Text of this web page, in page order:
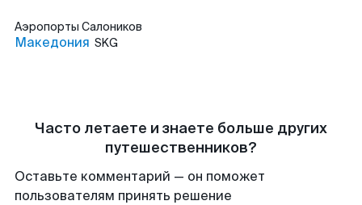
Аэропорты Салоников
Македония SKG
Часто летаете и знаете больше других
путешественников?
Оставьте комментарий — он поможет
пользователям принять решение